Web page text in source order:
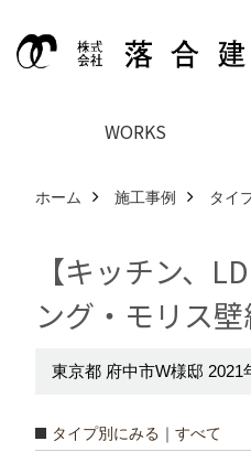
WORKS
ホーム 施工事例 タイ
【キッチン、
ング・モリス
東京都 府中市W様邸 2021
タイプ別にみる｜すべて